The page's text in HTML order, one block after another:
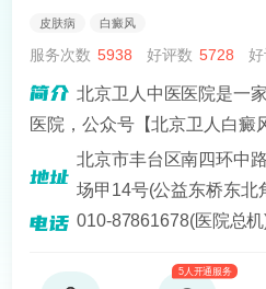
皮肤病 白癜风
服务次数 5938 好评数 5728
北京卫人中医医院是一
医院，公众号【北京卫人白癜
患者提供专业、科学的治疗方
富、技术好的医疗团队，其中
十分丰富的医生。
北京市丰台区南四环中
场甲14号(公益东桥东北
010-87861678(医院总
5人开通服务